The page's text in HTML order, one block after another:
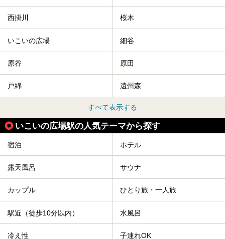
西掛川 桜木
いこいの広場 細谷
原谷 原田
戸綿 遠州森
すべて表示する
いこいの広場駅の人気テーマから探す
宿泊 ホテル
露天風呂 サウナ
カップル ひとり旅・一人旅
駅近（徒歩10分以内） 水風呂
冷え性 子連れOK